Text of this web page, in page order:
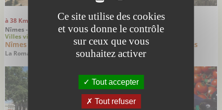
à 38 Km
Nîmes - Gard
Villes villages
Nîmes
La Romaine
à 38 Km
Nîmes - Gard
Marché paysan de Nîmes
Marché des producteurs du
Ce site utilise des cookies
et vous donne le contrôle
sur ceux que vous
souhaitez activer
Tout accepter
Tout refuser